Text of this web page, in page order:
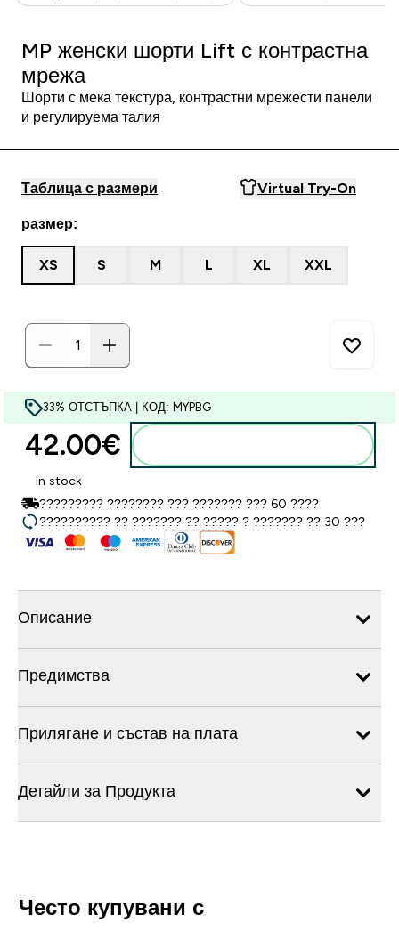
MP женски шорти Lift с контрастна
мрежа
Шорти с мека текстура, контрастни мрежести панели
и регулируема талия
Таблица с размери Virtual Try-On
размер:
XS S M L XL XXL
33% ОТСТЪПКА | КОД: MYPBG
42.00€‎
In stock
????????? ???????? ??? ??????? ??? 60 ????
?????????? ?? ??????? ?? ????? ? ??????? ?? 30 ???
Описание
Предимства
Прилягане и състав на плата
Детайли за Продукта
Често купувани с